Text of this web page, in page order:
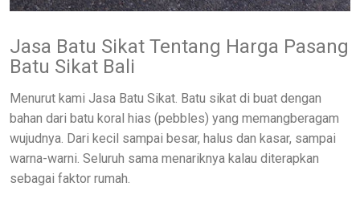
Jasa Batu Sikat Tentang Harga Pasang
Batu Sikat Bali
Menurut kami Jasa Batu Sikat. Batu sikat di buat dengan
bahan dari batu koral hias (pebbles) yang memangberagam
wujudnya. Dari kecil sampai besar, halus dan kasar, sampai
warna-warni. Seluruh sama menariknya kalau diterapkan
sebagai faktor rumah.